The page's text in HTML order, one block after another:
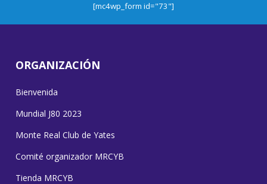
[mc4wp_form id="73"]
ORGANIZACIÓN
Bienvenida
Mundial J80 2023
Monte Real Club de Yates
Comité organizador MRCYB
Tienda MRCYB